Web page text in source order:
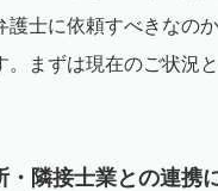
護士に依頼すべきなの
。まずは現在のご状況
隣接士業との連携